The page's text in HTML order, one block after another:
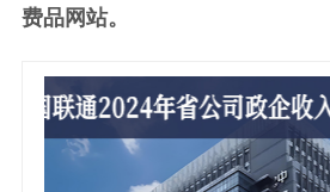
费品网站。